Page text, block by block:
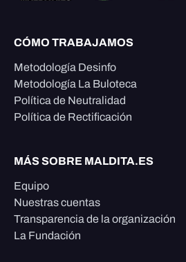
CÓMO TRABAJAMOS
Metodología Desinfo
Metodología La Buloteca
Política de Neutralidad
Política de Rectificación
MÁS SOBRE MALDITA.ES
Equipo
Nuestras cuentas
Transparencia de la organización
La Fundación